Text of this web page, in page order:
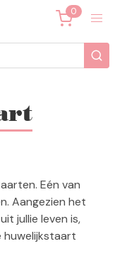
Eén van
Aangezien het
jullie leven is,
huwelijkstaart